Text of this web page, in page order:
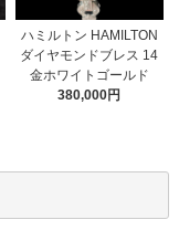
ハミルトン HAMILTON
ダイヤモンドブレス 14
金ホワイトゴールド
380,000円